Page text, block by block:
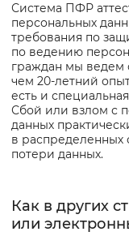
Система ПФР
персональных
требования по
по ведению
граждан мы ведем
чем 20-летний
есть и
Сбой или взлом с
данных
в распределенных
потери данных.
Как в других
или